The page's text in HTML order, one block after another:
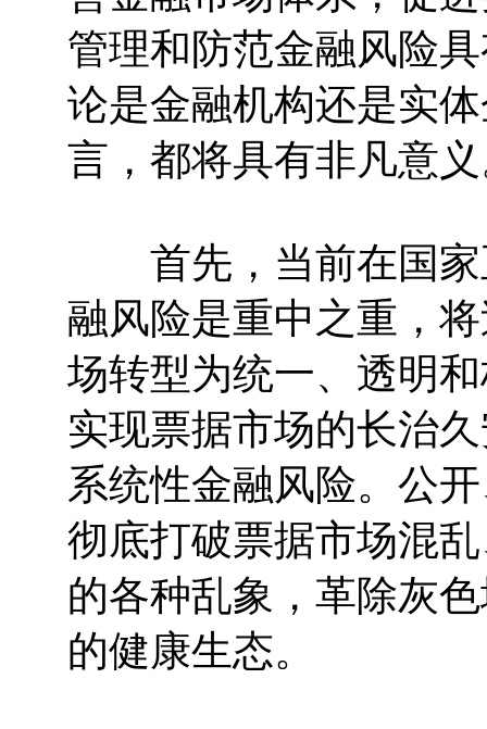
管理和防范金融风险
论是金融机构还是实
言，都将具有非凡意
首先，当前在国家
融风险是重中之重，
场转型为统一、透明
实现票据市场的长治
系统性金融风险。公
彻底打破票据市场混
的各种乱象，革除灰
的健康生态。